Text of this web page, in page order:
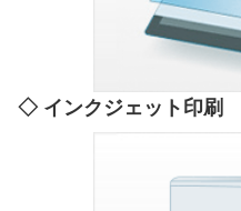
インクジェット印刷